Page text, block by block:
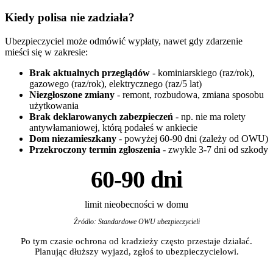
Kiedy polisa nie zadziała?
Ubezpieczyciel może odmówić wypłaty, nawet gdy zdarzenie
mieści się w zakresie:
Brak aktualnych przeglądów - kominiarskiego (raz/rok),
gazowego (raz/rok), elektrycznego (raz/5 lat)
Niezgłoszone zmiany - remont, rozbudowa, zmiana sposobu
użytkowania
Brak deklarowanych zabezpieczeń - np. nie ma rolety
antywłamaniowej, którą podałeś w ankiecie
Dom niezamieszkany - powyżej 60-90 dni (zależy od OWU)
Przekroczony termin zgłoszenia - zwykle 3-7 dni od szkody
60-90 dni
limit nieobecności w domu
Źródło: Standardowe OWU ubezpieczycieli
Po tym czasie ochrona od kradzieży często przestaje działać.
Planując dłuższy wyjazd, zgłoś to ubezpieczycielowi.